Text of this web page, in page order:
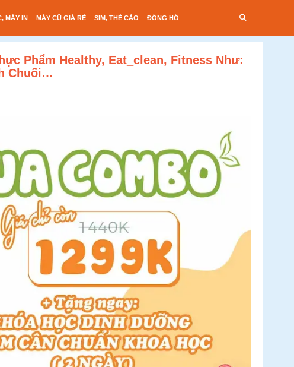
MÁY IN MÁY CŨ GIÁ RẺ SIM, THẺ CÀO ĐỒNG HỒ
Phẩm Healthy, Eat_clean, Fitness Như:
Chuối…